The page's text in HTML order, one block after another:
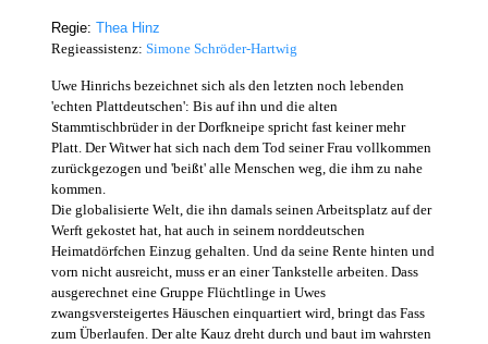
Regie: Thea Hinz
Regieassistenz: Simone Schröder-Hartwig
Uwe Hinrichs bezeichnet sich als den letzten noch lebenden
'echten Plattdeutschen': Bis auf ihn und die alten
Stammtischbrüder in der Dorfkneipe spricht fast keiner mehr
Platt. Der Witwer hat sich nach dem Tod seiner Frau vollkommen
zurückgezogen und 'beißt' alle Menschen weg, die ihm zu nahe
kommen.
Die globalisierte Welt, die ihn damals seinen Arbeitsplatz auf der
Werft gekostet hat, hat auch in seinem norddeutschen
Heimatdörfchen Einzug gehalten. Und da seine Rente hinten und
vorn nicht ausreicht, muss er an einer Tankstelle arbeiten. Dass
ausgerechnet eine Gruppe Flüchtlinge in Uwes
zwangsversteigertes Häuschen einquartiert wird, bringt das Fass
zum Überlaufen. Der alte Kauz dreht durch und baut im wahrsten